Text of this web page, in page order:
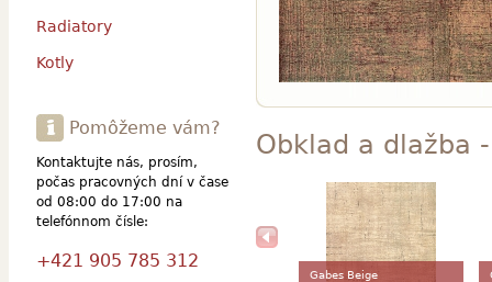
Obklad a dlažba
Gabes Beige
Radiatory
Kotly
Pomôžeme vám?
Kontaktujte nás, prosím,
počas pracovných dní v čase
od 08:00 do 17:00 na
telefónnom čísle:
+421 905 785 312